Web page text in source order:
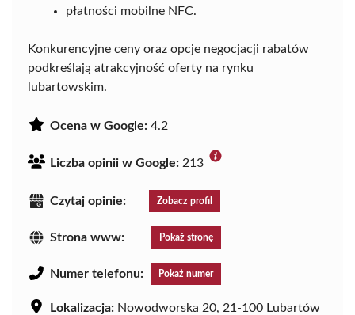
płatności mobilne NFC.
Konkurencyjne ceny oraz opcje negocjacji rabatów
podkreślają atrakcyjność oferty na rynku
lubartowskim.
Ocena w Google: 4.2
Liczba opinii w Google: 213
Czytaj opinie: Zobacz profil
Strona www: Pokaż stronę
Numer telefonu: Pokaż numer
Lokalizacja: Nowodworska 20, 21-100 Lubartów